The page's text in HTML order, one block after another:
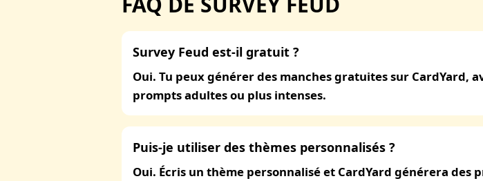
Survey Feud est-il gratuit ?
Oui. Tu peux générer des manches gratuites sur CardYard,
prompts adultes ou plus intenses.
Puis-je utiliser des thèmes personnalisés ?
Oui. Écris un thème personnalisé et CardYard générera des